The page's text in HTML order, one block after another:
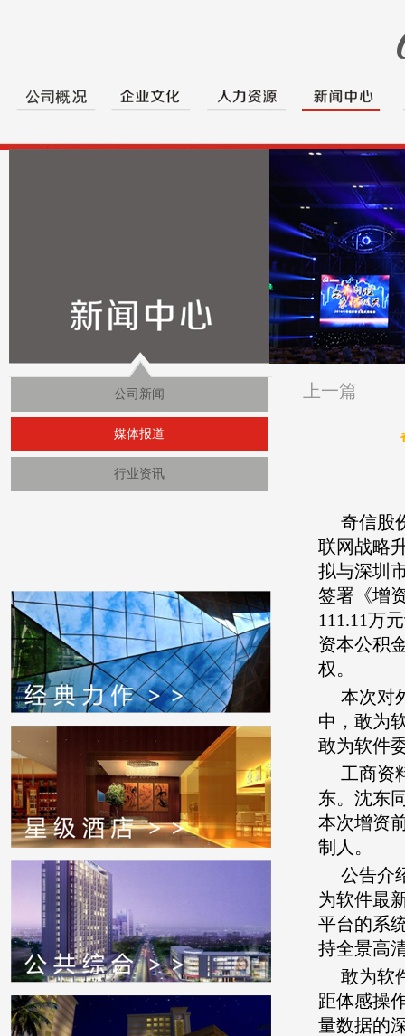
公司新闻
媒体报道
行业资讯
上一篇
奇信股
联网战略
拟与深圳
签署《增
111.11万
资本公积
权。
本次对
中，敢为
敢为软件
工商资
东。沈东
本次增资
制人。
公告介
为软件最
平台的系
持全景高
敢为软
距体感操
量数据的